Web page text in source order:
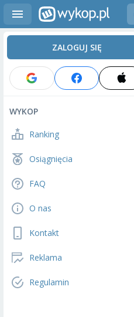
ZALOGUJ SIĘ
WYKOP
Ranking
Osiągnięcia
FAQ
O nas
Kontakt
Reklama
Regulamin